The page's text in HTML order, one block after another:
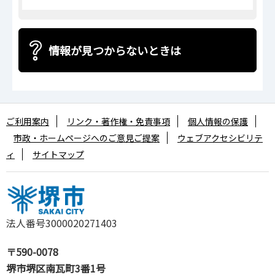
情報が見つからないときは
法人番号3000020271403
〒590-0078
堺市堺区南瓦町3番1号
ご利用案内 リンク・著作権・免責事項
個人情報の保護
市政・ホームページへのご意見ご提案
ウェブアクセシビリテ
ィ
サイトマップ